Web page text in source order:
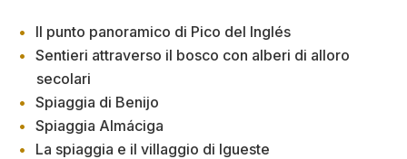
Il punto panoramico di Pico del Inglés
Sentieri attraverso il bosco con alberi di alloro
secolari
Spiaggia di Benijo
Spiaggia Almáciga
La spiaggia e il villaggio di Igueste